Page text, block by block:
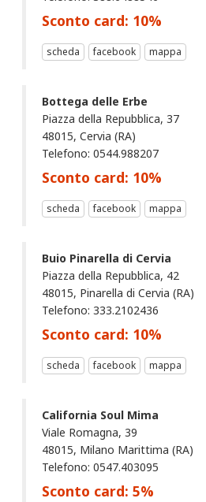
Sconto card: 10%
scheda facebook mappa
Bottega delle Erbe
Piazza della Repubblica, 37
48015, Cervia (RA)
Telefono: 0544.988207
Sconto card: 10%
scheda facebook mappa
Buio Pinarella di Cervia
Piazza della Repubblica, 42
48015, Pinarella di Cervia (RA)
Telefono: 333.2102436
Sconto card: 10%
scheda facebook mappa
California Soul Mima
Viale Romagna, 39
48015, Milano Marittima (RA)
Telefono: 0547.403095
Sconto card:5%